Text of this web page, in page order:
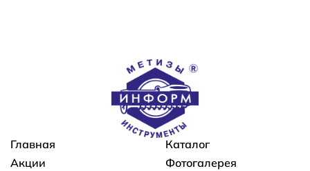
Основная навигация
Главная
Каталог
Акции
Фотогалерея